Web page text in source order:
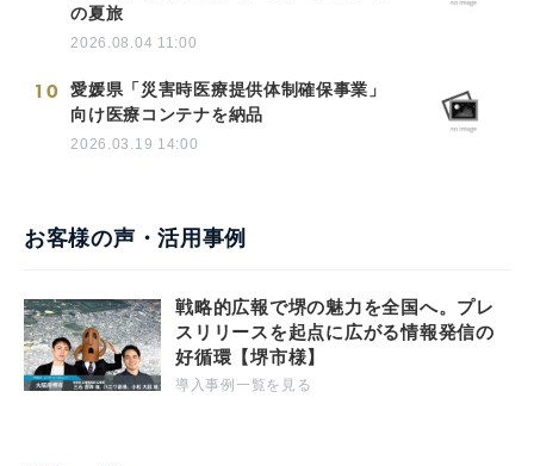
の夏旅
2026.08.04 11:00
10
愛媛県「災害時医療提供体制確保事業」
向け医療コンテナを納品
2026.03.19 14:00
お客様の声・活用事例
戦略的広報で堺の魅力を全国へ。プレ
スリリースを起点に広がる情報発信の
好循環【堺市様】
導入事例一覧を見る